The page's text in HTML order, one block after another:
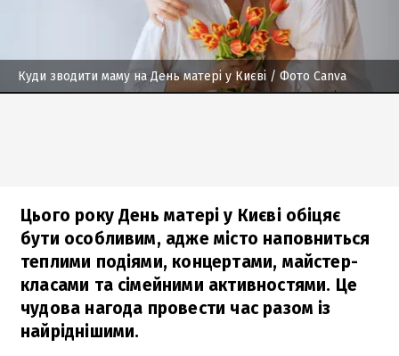
Куди зводити маму на День матері у Києві / Фото Canva
Цього року День матері у Києві обіцяє
бути особливим, адже місто наповниться
теплими подіями, концертами, майстер-
класами та сімейними активностями. Це
чудова нагода провести час разом із
найріднішими.